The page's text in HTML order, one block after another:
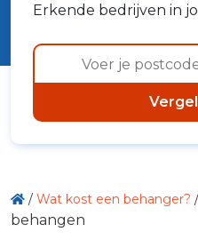
Erkende bedrijven in
/ Wat kost een behanger? /
behangen